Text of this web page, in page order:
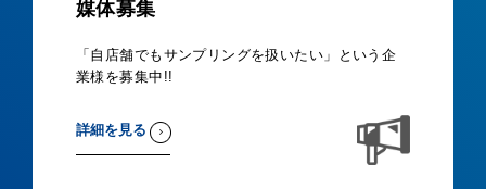
媒体募集
「自店舗でもサンプリングを扱いたい」という企
業様を募集中!!
詳細を見る